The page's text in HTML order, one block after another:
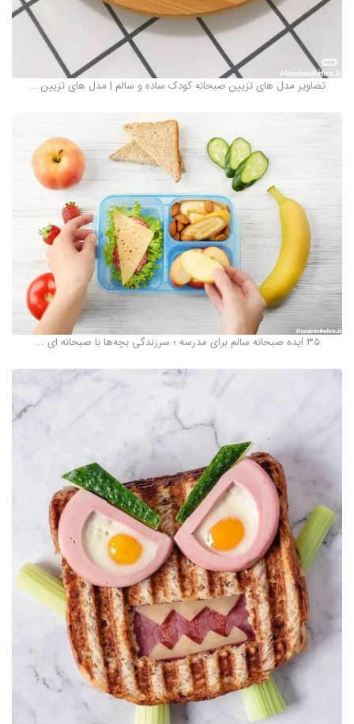
تصاویر مدل های تزیین صبحانه کودک ساده و سالم | مدل های تزیین ...
۳۵ ایده صبحانه سالم برای مدرسه ؛ سرزندگی بچه‌ها با صبحانه ای ...